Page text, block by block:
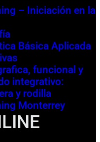
– Iniciación en la
Básica Aplicada
funcional y
integrativo:
y rodilla
Monterrey